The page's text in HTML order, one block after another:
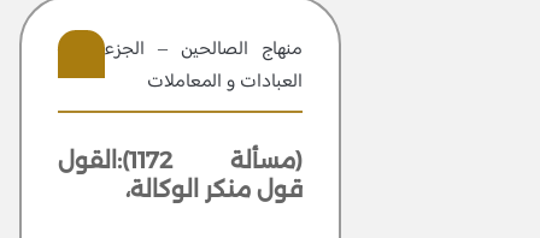
منهاج الصالحين – الجزء 2 –
العبادات و المعاملات
(مسألة 1172):القول
قول منكر الوكالة،